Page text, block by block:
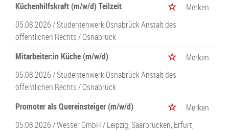
Küchenhilfskraft (m/w/d) Teilzeit
Merken
05.08.2026 /Studentenwerk Osnabrück Anstalt des
öffentlichen Rechts/ Osnabrück
Mitarbeiter:in Küche (m/w/d)
Merken
05.08.2026 /Studentenwerk Osnabrück Anstalt des
öffentlichen Rechts/ Osnabrück
Promoter als Quereinsteiger (m/w/d)
Merken
05.08.2026 /Wesser GmbH/ Leipzig, Saarbrücken, Erfurt,